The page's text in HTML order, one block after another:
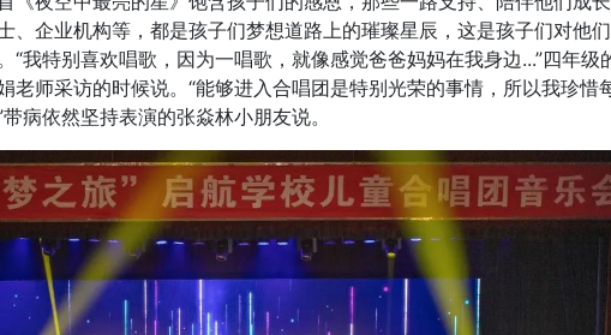
、企业机构等，都是孩子们梦想道路上的璀璨星辰，这是孩子们对他们
“我特别喜欢唱歌，因为一唱歌，就像感觉爸爸妈妈在我身边...”四年级
老师采访的时候说。“能够进入合唱团是特别光荣的事情，所以我珍惜
病依然坚持表演的张焱林小朋友说。